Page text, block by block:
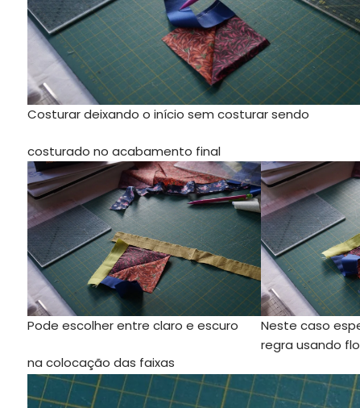
Costurar deixando o início sem costurar sendo
costurado no acabamento final
Pode escolher entre claro e escuro
na colocação das faixas
Neste caso
regra usando